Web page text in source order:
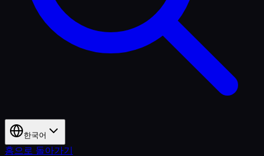
한국어
홈으로 돌아가기